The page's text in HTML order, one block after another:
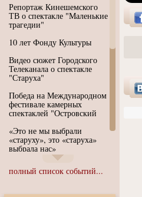
Репортаж Кинешемского
ТВ о спектакле "Маленькие
трагедии"
10 лет Фонду Культуры
Видео сюжет Городского
Телеканала о спектакле
"Старуха"
Победа на Международном
фестивале камерных
спектаклей "Островский
«Это не мы выбрали
«старуху», это «старуха»
выбрала нас»
Иммерсивный спектакль
"Язык чистого полета
полный список событий...